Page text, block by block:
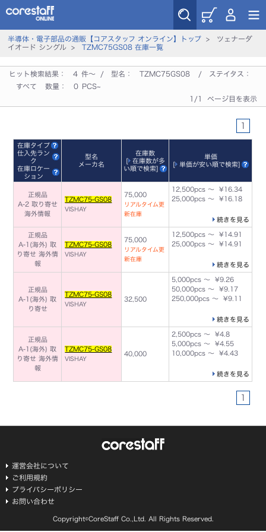
半導体・電子部品の通販【コアスタッフ オンライン】トップ> ツェナーダ
イオード シングル > TZMC75GS08 在庫一覧
ヒット検索結果： 4 件～ / 型名： TZMC75GS08
/ ステイタス：
すべて
数量： 0 PCS~
1/1 ページ目を表示
1
在庫タイプ
仕入先ラン
ク
在庫ロケー
ション
型名
メーカ名
在庫数
[
在庫数が多
い順で検索]
単価
[
単価が安い順で検索]
正規品
A-2 取り寄せ
海外情報
TZMC75-GS08
VISHAY
75,000
リアルタイム更
新在庫
12,500pcs ～ ¥16.34
25,000pcs ～ ¥16.18
続きを見る
正規品
A-1(海外) 取
り寄せ海外情
報
TZMC75-GS08
VISHAY
75,000
リアルタイム更
新在庫
12,500pcs ～ ¥14.91
25,000pcs ～ ¥14.91
続きを見る
正規品
A-1(海外) 取
り寄せ
TZMC75-GS08
VISHAY
32,500
5,000pcs ～ ¥9.26
50,000pcs ～ ¥9.17
250,000pcs ～ ¥9.11
続きを見る
正規品
A-1(海外) 取
り寄せ海外情
報
TZMC75-GS08
VISHAY
40,000
2,500pcs ～ ¥4.8
5,000pcs ～ ¥4.55
10,000pcs ～ ¥4.43
続きを見る
1
運営会社について
ご利用規約
プライバシーポリシー
お問い合わせ
Copyright©CoreStaff Co.,Ltd. All Rights Reserved.